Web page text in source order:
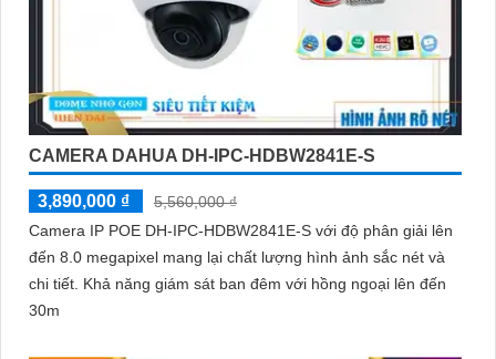
CAMERA DAHUA DH-IPC-HDBW2841E-S
3,890,000 ₫
5,560,000 ₫
Camera IP POE DH-IPC-HDBW2841E-S với độ phân giải lên
đến 8.0 megapixel mang lại chất lượng hình ảnh sắc nét và
chi tiết. Khả năng giám sát ban đêm với hồng ngoại lên đến
30m